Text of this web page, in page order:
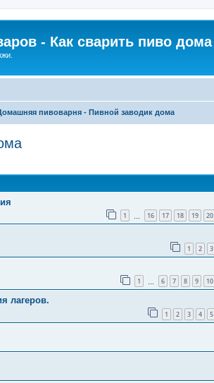
- Как cварить пиво дома
пивоварня - Пивной заводик дома
1 16 17 18 19 20
1 2 3
1 6 7 8 9 10
лагеров.
1 2 3 4 5